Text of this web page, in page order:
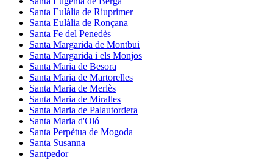
Santa Eulàlia de Riuprimer
Santa Eulàlia de Ronçana
Santa Fe del Penedès
Santa Margarida de Montbui
Santa Margarida i els Monjos
Santa Maria de Besora
Santa Maria de Martorelles
Santa Maria de Merlès
Santa Maria de Miralles
Santa Maria de Palautordera
Santa Maria d'Oló
Santa Perpètua de Mogoda
Santa Susanna
Santpedor